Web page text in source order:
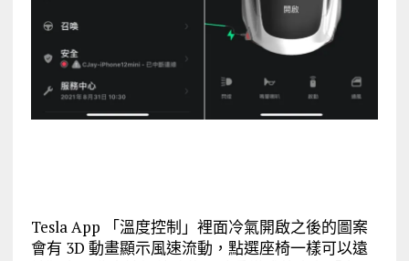
Tesla App 「溫度控制」裡面冷氣開啟之後的圖案
會有 3D 動畫顯示風速流動，點選座椅一樣可以遠